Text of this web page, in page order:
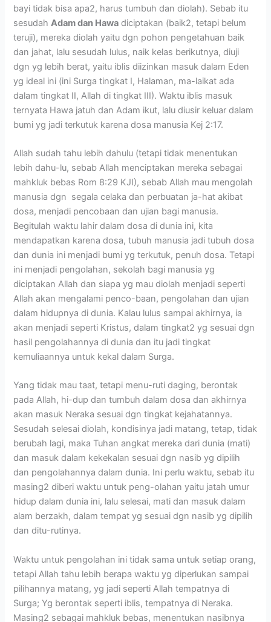
bayi tidak bisa apa2, harus tumbuh dan diolah). Sebab itu
sesudahAdam dan Hawa diciptakan (baik2, tetapi belum
teruji), mereka diolah yaitu dgn pohon pengetahuan baik
dan jahat, lalu sesudah lulus, naik kelas berikutnya, diuji
dgn yg lebih berat, yaitu iblis diizinkan masuk dalam Eden
yg ideal ini (ini Surga tingkat I, Halaman, ma-laikat ada
dalam tingkat II, Allah di tingkat III). Waktu iblis masuk
ternyata Hawa jatuh dan Adam ikut, lalu diusir keluar dalam
bumi yg jadi terkutuk karena dosa manusia Kej 2:17.
Allah sudah tahu lebih dahulu (tetapi tidak menentukan
lebih dahu-lu, sebab Allah menciptakan mereka sebagai
mahkluk bebas Rom 8:29 KJI), sebab Allah mau mengolah
manusia dgn segala celaka dan perbuatan ja-hat akibat
dosa, menjadi pencobaan dan ujian bagi manusia.
Begitulah waktu lahir dalam dosa di dunia ini, kita
mendapatkan karena dosa, tubuh manusia jadi tubuh dosa
dan dunia ini menjadi bumi yg terkutuk, penuh dosa. Tetapi
ini menjadi pengolahan, sekolah bagi manusia yg
diciptakan Allah dan siapa yg mau diolah menjadi seperti
Allah akan mengalami penco-baan, pengolahan dan ujian
dalam hidupnya di dunia. Kalau lulus sampai akhirnya, ia
akan menjadi seperti Kristus, dalam tingkat2 yg sesuai dgn
hasil pengolahannya di dunia dan itu jadi tingkat
kemuliaannya untuk kekal dalam Surga.
Yang tidak mau taat, tetapi menu-ruti daging, berontak
pada Allah, hi-dup dan tumbuh dalam dosa dan akhirnya
akan masuk Neraka sesuai dgn tingkat kejahatannya.
Sesudah selesai diolah, kondisinya jadi matang, tetap, tidak
berubah lagi, maka Tuhan angkat mereka dari dunia (mati)
dan masuk dalam kekekalan sesuai dgn nasib yg dipilih
dan pengolahannya dalam dunia. Ini perlu waktu, sebab itu
masing2 diberi waktu untuk peng-olahan yaitu jatah umur
hidup dalam dunia ini, lalu selesai, mati dan masuk dalam
alam berzakh, dalam tempat yg sesuai dgn nasib yg dipilih
dan ditu-rutinya.
Waktu untuk pengolahan ini tidak sama untuk setiap orang,
tetapi Allah tahu lebih berapa waktu yg diperlukan sampai
pilihannya matang, yg jadi seperti Allah tempatnya di
Surga; Yg berontak seperti iblis, tempatnya di Neraka.
Masing2 sebagai mahkluk bebas, menentukan nasibnya